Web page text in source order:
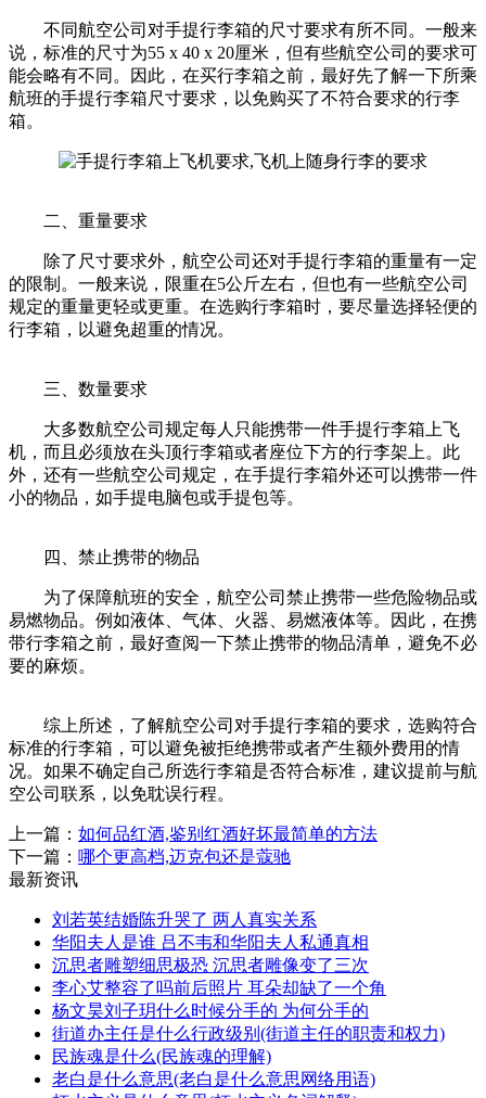
不同航空公司对手提行李箱的尺寸要求有所不同。一般来
说，标准的尺寸为55 x 40 x 20厘米，但有些航空公司的要求可
能会略有不同。因此，在买行李箱之前，最好先了解一下所乘
航班的手提行李箱尺寸要求，以免购买了不符合要求的行李
箱。
二、重量要求
除了尺寸要求外，航空公司还对手提行李箱的重量有一定
的限制。一般来说，限重在5公斤左右，但也有一些航空公司
规定的重量更轻或更重。在选购行李箱时，要尽量选择轻便的
行李箱，以避免超重的情况。
三、数量要求
大多数航空公司规定每人只能携带一件手提行李箱上飞
机，而且必须放在头顶行李箱或者座位下方的行李架上。此
外，还有一些航空公司规定，在手提行李箱外还可以携带一件
小的物品，如手提电脑包或手提包等。
四、禁止携带的物品
为了保障航班的安全，航空公司禁止携带一些危险物品或
易燃物品。例如液体、气体、火器、易燃液体等。因此，在携
带行李箱之前，最好查阅一下禁止携带的物品清单，避免不必
要的麻烦。
综上所述，了解航空公司对手提行李箱的要求，选购符合
标准的行李箱，可以避免被拒绝携带或者产生额外费用的情
况。如果不确定自己所选行李箱是否符合标准，建议提前与航
空公司联系，以免耽误行程。
上一篇： 如何品红酒,鉴别红酒好坏最简单的方法
下一篇： 哪个更高档,迈克包还是蔻驰
最新资讯
刘若英结婚陈升哭了 两人真实关系
华阳夫人是谁 吕不韦和华阳夫人私通真相
沉思者雕塑细思极恐 沉思者雕像变了三次
李心艾整容了吗前后照片 耳朵却缺了一个角
杨文昊刘子玥什么时候分手的 为何分手的
街道办主任是什么行政级别(街道主任的职责和权力)
民族魂是什么(民族魂的理解)
老白是什么意思(老白是什么意思网络用语)